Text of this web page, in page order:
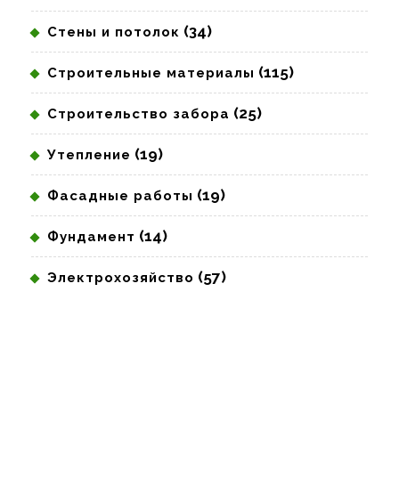
Стены и потолок (34)
Строительные материалы (115)
Строительство забора (25)
Утепление (19)
Фасадные работы (19)
Фундамент (14)
Электрохозяйство (57)